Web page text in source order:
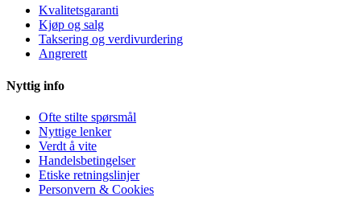
Kvalitetsgaranti
Kjøp og salg
Taksering og verdivurdering
Angrerett
Nyttig info
Ofte stilte spørsmål
Nyttige lenker
Verdt å vite
Handelsbetingelser
Etiske retningslinjer
Personvern & Cookies